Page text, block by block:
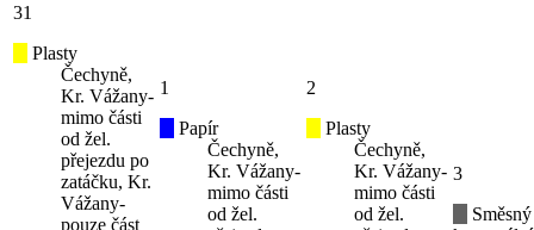
31
Plasty
Čechyně,
Kr. Vážany-
mimo části
od žel.
přejezdu po
zatáčku, Kr.
Vážany-
pouze část
1
Papír
Čechyně,
Kr. Vážany-
mimo části
od žel.
2
Plasty
Čechyně,
Kr. Vážany-
mimo části
od žel.
3
Směsný